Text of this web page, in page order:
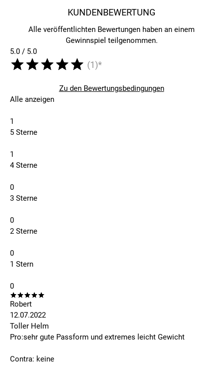
KUNDENBEWERTUNG
Alle veröffentlichten Bewertungen haben an einem
Gewinnspiel teilgenommen.
5.0 / 5.0
(1)*
Zu den Bewertungsbedingungen
Alle anzeigen
1
5 Sterne
1
4 Sterne
0
3 Sterne
0
2 Sterne
0
1 Stern
0
Robert
12.07.2022
Toller Helm
Pro:sehr gute Passform und extremes leicht Gewicht
Contra: keine